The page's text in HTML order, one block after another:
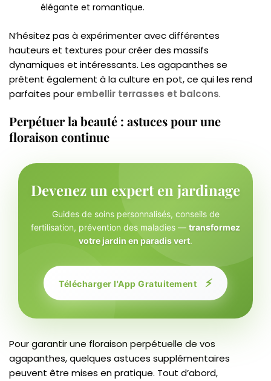
élégante et romantique.
N’hésitez pas à expérimenter avec différentes
hauteurs et textures pour créer des massifs
dynamiques et intéressants. Les agapanthes se
prêtent également à la culture en pot, ce qui les rend
parfaites pour embellir terrasses et balcons.
Perpétuer la beauté : astuces pour une
floraison continue
Devenez un expert en jardinage
Guides de soins personnalisés, conseils de
fertilisation, prévention des maladies — transformez
votre jardin en paradis vert.
Télécharger l'App Gratuitement ⚡
Pour garantir une floraison perpétuelle de vos
agapanthes, quelques astuces supplémentaires
peuvent être mises en pratique. Tout d’abord,